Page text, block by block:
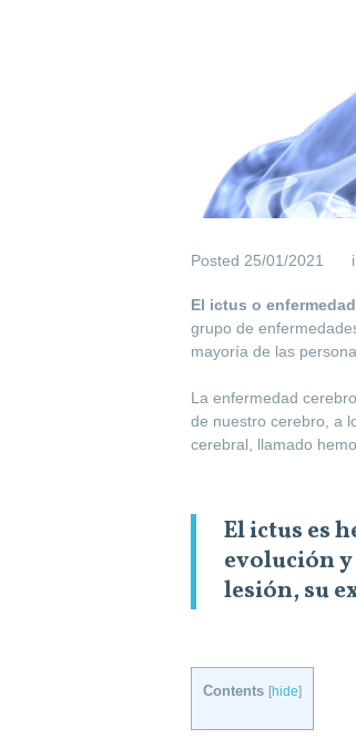
Posted 25/01/2021
El ictus o
grupo de
mayoría de las
La enfermedad
de nuestro cerebro, a
cerebral, llamado
El ictus es
evolución
lesión, su
Contents [hide]